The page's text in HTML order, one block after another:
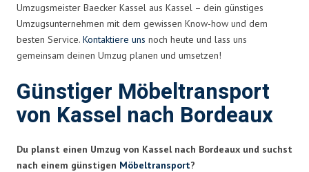
Umzugsmeister Baecker Kassel aus Kassel – dein günstiges
Umzugsunternehmen mit dem gewissen Know-how und dem
besten Service. Kontaktiere uns noch heute und lass uns
gemeinsam deinen Umzug planen und umsetzen!
Günstiger Möbeltransport
von Kassel nach Bordeaux
Du planst einen Umzug von Kassel nach Bordeaux und suchst
nach einem günstigen Möbeltransport?